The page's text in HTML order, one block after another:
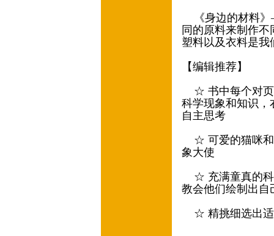
《身边的材料》
同的原料来制作
塑料以及衣料是
【编辑推荐】
☆ 书中每个对页
科学现象和知识，
自主思考
☆ 可爱的猫咪和
象大使
☆ 充满童真的科
教会他们绘制出
☆ 精挑细选出适